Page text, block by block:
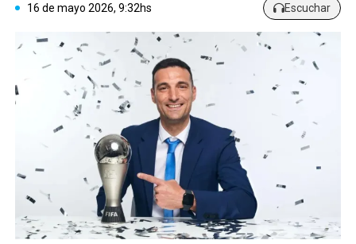
16 de mayo 2026, 9:32hs Escuchar